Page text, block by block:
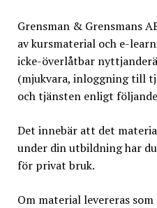
Grensman & Grensmans
av kursmaterial och e-
icke-överlåtbar
(mjukvara, inloggning till
och tjänsten enligt
Det innebär att det
under din utbildning har
för privat bruk.
Om material levereras